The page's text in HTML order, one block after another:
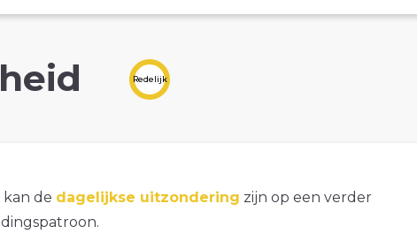
Redelijk
de dagelijkse uitzondering zijn op een verder